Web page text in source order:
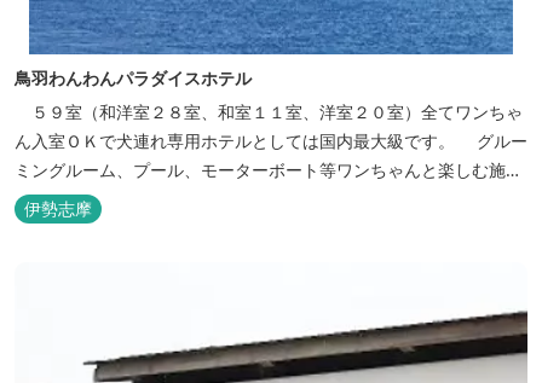
鳥羽わんわんパラダイスホテル
５９室（和洋室２８室、和室１１室、洋室２０室）全てワンちゃ
ん入室ＯＫで犬連れ専用ホテルとしては国内最大級です。 グルー
ミングルーム、プール、モーターボート等ワンちゃんと楽しむ施設
も充実しています。
伊勢志摩